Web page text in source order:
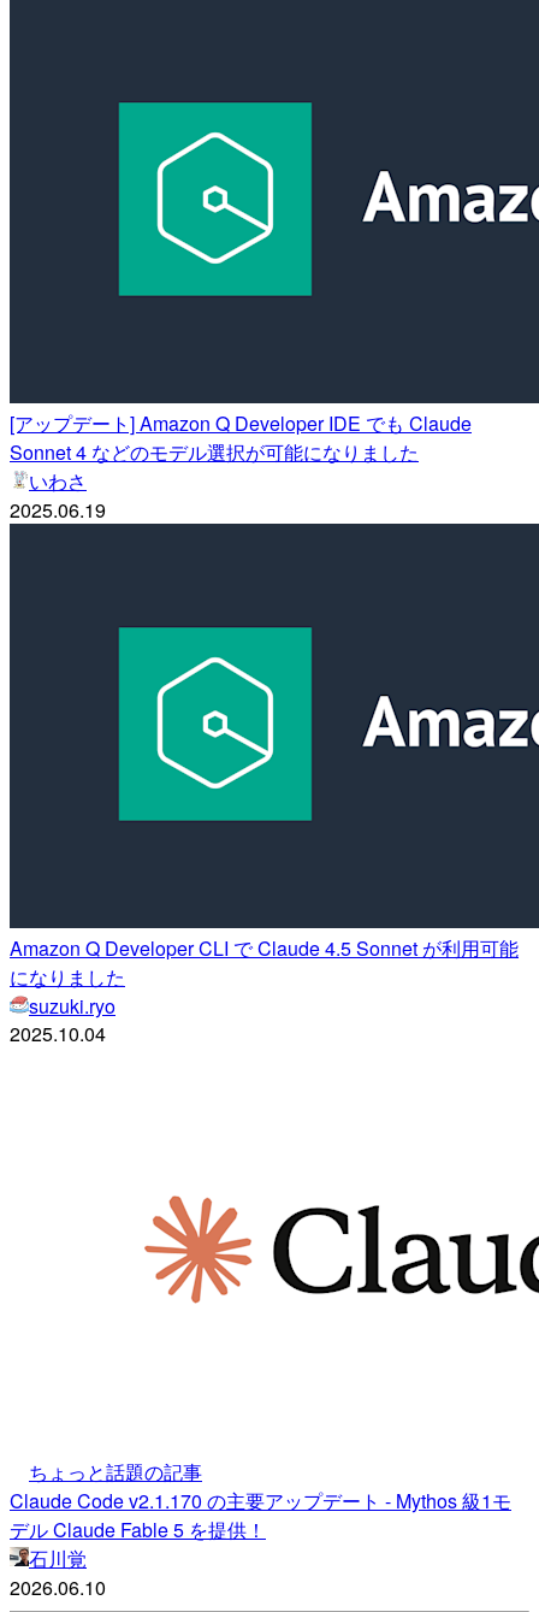
[アップデート] Amazon Q Developer IDE でも Claude
Sonnet 4 などのモデル選択が可能になりました
いわさ
2025.06.19
Amazon Q Developer CLI で Claude 4.5 Sonnet が利用可能
になりました
suzuki.ryo
2025.10.04
ちょっと話題の記事
Claude Code v2.1.170 の主要アップデート - Mythos 級1モ
デル Claude Fable 5 を提供！
石川覚
2026.06.10